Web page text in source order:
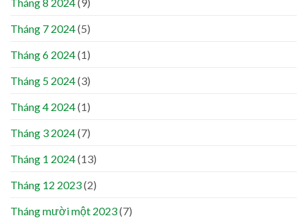
Tháng 7 2024(5)
Tháng 6 2024(1)
Tháng 5 2024(3)
Tháng 4 2024(1)
Tháng 3 2024(7)
Tháng 1 2024(13)
Tháng 12 2023(2)
Tháng mười một 2023(7)